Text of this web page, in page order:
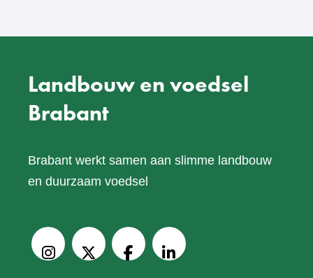
Landbouw en voedsel
Brabant
Brabant werkt samen aan slimme landbouw
en duurzaam voedsel